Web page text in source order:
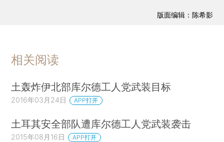
版面编辑：陈希影
相关阅读
土轰炸伊北部库尔德工人党武装目标
2016年03月24日 APP打开
土耳其安全部队遭库尔德工人党武装袭击
2015年08月16日 APP打开